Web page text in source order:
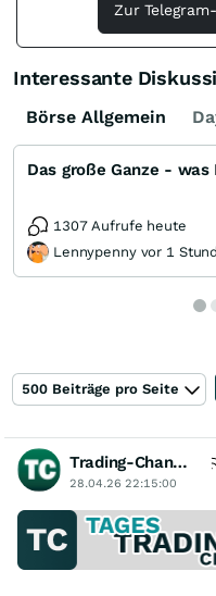
Zur
Interessante
Börse Allgemein
1307 Aufrufe heute
Lennypenny vor 1
500 Beiträge pro Seite
Trading-Chancen
28.04.26 22:15:00